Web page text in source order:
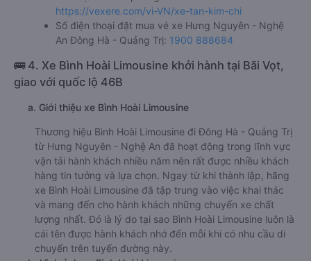
- Nghệ An đi Đông Hà - Quảng Trị Tân Kim Chi
Văn phòng xe Tân Kim Chi ở Hưng Nguyên - Nghệ An:
Xem địa chỉ văn phòng nhà xe Tân Kim Chi:
https://vexere.com/vi-VN/xe-tan-kim-chi
Số điện thoại đặt mua vé xe Hưng Nguyên - Nghệ
An Đông Hà - Quảng Trị:
🚌 4. Xe Bình Hoài Limousine khởi hành tại Bãi Vọt,
giao với quốc lộ 46B
a. Giới thiệu xe Bình Hoài Limousine
Thương hiệu Bình Hoài Limousine đi Đông Hà - Quảng Trị
từ Hưng Nguyên - Nghệ An đã hoạt động trong lĩnh vực
vận tải hành khách nhiều năm nên rất được nhiều khách
hàng tin tưởng và lựa chọn. Ngay từ khi thành lập, hãng
xe Bình Hoài Limousine đã tập trung vào việc khai thác
và mang đến cho hành khách những chuyến xe chất